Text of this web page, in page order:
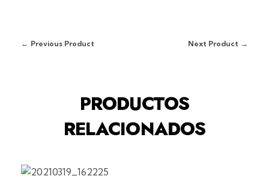
Previous Product Next Product
PRODUCTOS
RELACIONADOS